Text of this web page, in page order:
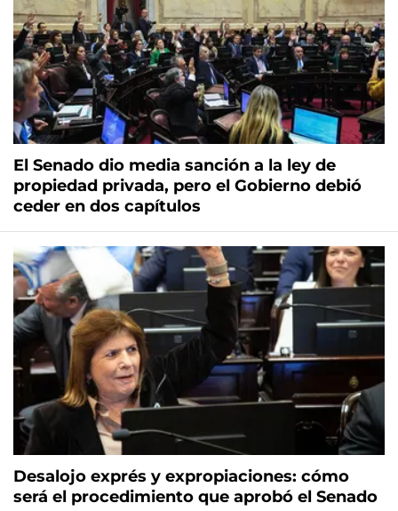
El Senado dio media sanción a la ley de
propiedad privada, pero el Gobierno debió
ceder en dos capítulos
Desalojo exprés y expropiaciones: cómo
será el procedimiento que aprobó el Senado